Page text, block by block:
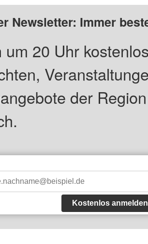
Newsletter: Immer
um 20 Uhr
der
Kostenlos anmelden